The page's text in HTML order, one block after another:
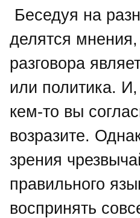
Беседуя на
делятся
разговора
или политика.
кем-то вы
возразите.
зрения
правильного
воспринять